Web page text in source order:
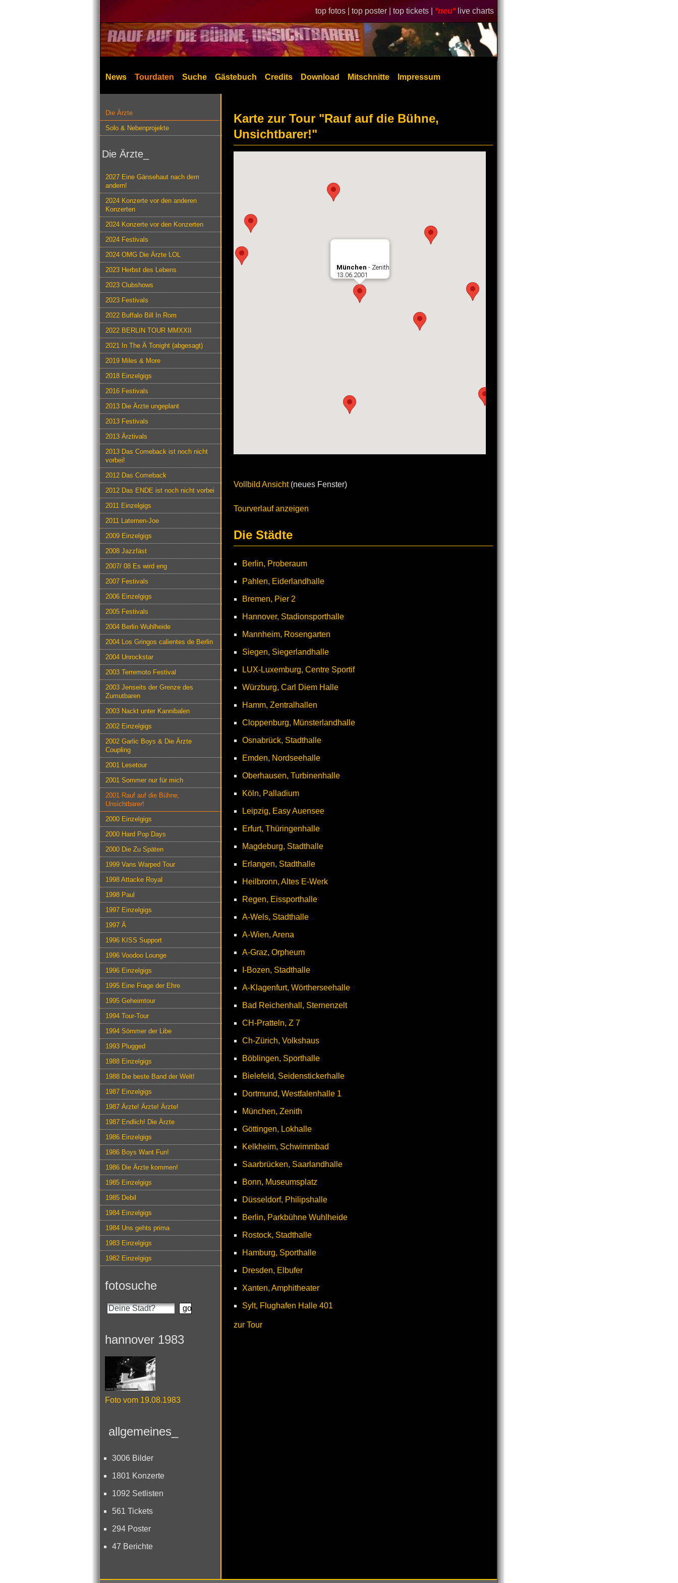
top fotos | top poster | top tickets | *neu* live charts
News Tourdaten Suche Gästebuch Credits Download Mitschnitte Impressum
Die Ärzte
Solo & Nebenprojekte
Die Ärzte_
2027 Eine Gänsehaut nach dem
andern!
2024 Konzerte vor den anderen
Konzerten
2024 Konzerte vor den Konzerten
2024 Festivals
2024 OMG Die Ärzte LOL
2023 Herbst des Lebens
2023 Clubshows
2023 Festivals
2022 Buffalo Bill In Rom
2022 BERLIN TOUR MMXXII
2021 In The Ä Tonight (abgesagt)
2019 Miles & More
2018 Einzelgigs
2016 Festivals
2013 Die Ärzte ungeplant
2013 Festivals
2013 Ärztivals
2013 Das Comeback ist noch nicht
vorbei!
2012 Das Comeback
2012 Das ENDE ist noch nicht vorbei
2011 Einzelgigs
2011 Laternen-Joe
2009 Einzelgigs
2008 Jazzfäst
2007/ 08 Es wird eng
2007 Festivals
2006 Einzelgigs
2005 Festivals
2004 Berlin Wuhlheide
2004 Los Gringos calientes de Berlin
2004 Unrockstar
2003 Terremoto Festival
2003 Jenseits der Grenze des
Zumutbaren
2003 Nackt unter Kannibalen
2002 Einzelgigs
2002 Garlic Boys & Die Ärzte
Coupling
2001 Lesetour
2001 Sommer nur für mich
2001 Rauf auf die Bühne,
Unsichtbarer!
2000 Einzelgigs
2000 Hard Pop Days
2000 Die Zu Späten
1999 Vans Warped Tour
1998 Attacke Royal
1998 Paul
1997 Einzelgigs
1997 Ä
1996 KISS Support
1996 Voodoo Lounge
1996 Einzelgigs
1995 Eine Frage der Ehre
1995 Geheimtour
1994 Tour-Tour
1994 Sömmer der Libe
1993 Plugged
1988 Einzelgigs
1988 Die beste Band der Welt!
1987 Einzelgigs
1987 Ärzte! Ärzte! Ärzte!
1987 Endlich! Die Ärzte
1986 Einzelgigs
1986 Boys Want Fun!
1986 Die Ärzte kommen!
1985 Einzelgigs
1985 Debil
1984 Einzelgigs
1984 Uns gehts prima
1983 Einzelgigs
1982 Einzelgigs
fotosuche
hannover 1983
Foto vom 19.08.1983
allgemeines_
3006 Bilder
1801 Konzerte
1092 Setlisten
561 Tickets
294 Poster
47 Berichte
Karte zur Tour "Rauf auf die Bühne,
Unsichtbarer!"
München - Zenith
13.06.2001
Vollbild Ansicht(neues Fenster)
Tourverlauf anzeigen
Die Städte
Berlin, Proberaum
Pahlen, Eiderlandhalle
Bremen, Pier 2
Hannover, Stadionsporthalle
Mannheim, Rosengarten
Siegen, Siegerlandhalle
LUX-Luxemburg, Centre Sportif
Würzburg, Carl Diem Halle
Hamm, Zentralhallen
Cloppenburg, Münsterlandhalle
Osnabrück, Stadthalle
Emden, Nordseehalle
Oberhausen, Turbinenhalle
Köln, Palladium
Leipzig, Easy Auensee
Erfurt, Thüringenhalle
Magdeburg, Stadthalle
Erlangen, Stadthalle
Heilbronn, Altes E-Werk
Regen, Eissporthalle
A-Wels, Stadthalle
A-Wien, Arena
A-Graz, Orpheum
I-Bozen, Stadthalle
A-Klagenfurt, Wörtherseehalle
Bad Reichenhall, Sternenzelt
CH-Pratteln, Z 7
Ch-Zürich, Volkshaus
Böblingen, Sporthalle
Bielefeld, Seidenstickerhalle
Dortmund, Westfalenhalle 1
München, Zenith
Göttingen, Lokhalle
Kelkheim, Schwimmbad
Saarbrücken, Saarlandhalle
Bonn, Museumsplatz
Düsseldorf, Philipshalle
Berlin, Parkbühne Wuhlheide
Rostock, Stadthalle
Hamburg, Sporthalle
Dresden, Elbufer
Xanten, Amphitheater
Sylt, Flughafen Halle 401
zur Tour